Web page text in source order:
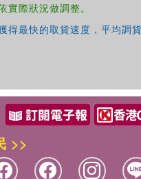
際狀況做調整。
最快的取貨速度，平均調
>>